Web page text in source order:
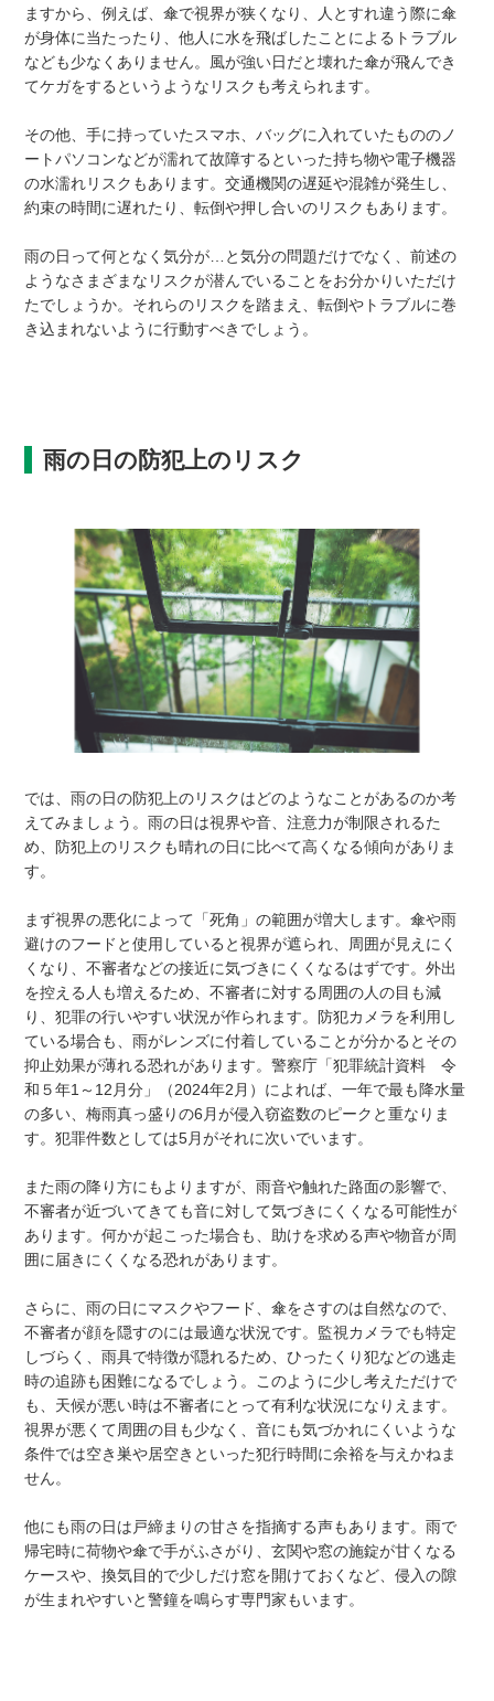
ますから、例えば、傘で視界が狭くなり、人とすれ違う際に傘
が身体に当たったり、他人に水を飛ばしたことによるトラブル
なども少なくありません。風が強い日だと壊れた傘が飛んでき
てケガをするというようなリスクも考えられます。
その他、手に持っていたスマホ、バッグに入れていたもののノ
ートパソコンなどが濡れて故障するといった持ち物や電子機器
の水濡れリスクもあります。交通機関の遅延や混雑が発生し、
約束の時間に遅れたり、転倒や押し合いのリスクもあります。
雨の日って何となく気分が…と気分の問題だけでなく、前述の
ようなさまざまなリスクが潜んでいることをお分かりいただけ
たでしょうか。それらのリスクを踏まえ、転倒やトラブルに巻
き込まれないように行動すべきでしょう。
雨の日の防犯上のリスク
では、雨の日の防犯上のリスクはどのようなことがあるのか考
えてみましょう。雨の日は視界や音、注意力が制限されるた
め、防犯上のリスクも晴れの日に比べて高くなる傾向がありま
す。
まず視界の悪化によって「死角」の範囲が増大します。傘や雨
避けのフードと使用していると視界が遮られ、周囲が見えにく
くなり、不審者などの接近に気づきにくくなるはずです。外出
を控える人も増えるため、不審者に対する周囲の人の目も減
り、犯罪の行いやすい状況が作られます。防犯カメラを利用し
ている場合も、雨がレンズに付着していることが分かるとその
抑止効果が薄れる恐れがあります。警察庁「犯罪統計資料 令
和５年1～12月分」（2024年2月）によれば、一年で最も降水量
の多い、梅雨真っ盛りの6月が侵入窃盗数のピークと重なりま
す。犯罪件数としては5月がそれに次いでいます。
また雨の降り方にもよりますが、雨音や触れた路面の影響で、
不審者が近づいてきても音に対して気づきにくくなる可能性が
あります。何かが起こった場合も、助けを求める声や物音が周
囲に届きにくくなる恐れがあります。
さらに、雨の日にマスクやフード、傘をさすのは自然なので、
不審者が顔を隠すのには最適な状況です。監視カメラでも特定
しづらく、雨具で特徴が隠れるため、ひったくり犯などの逃走
時の追跡も困難になるでしょう。このように少し考えただけで
も、天候が悪い時は不審者にとって有利な状況になりえます。
視界が悪くて周囲の目も少なく、音にも気づかれにくいような
条件では空き巣や居空きといった犯行時間に余裕を与えかねま
せん。
他にも雨の日は戸締まりの甘さを指摘する声もあります。雨で
帰宅時に荷物や傘で手がふさがり、玄関や窓の施錠が甘くなる
ケースや、換気目的で少しだけ窓を開けておくなど、侵入の隙
が生まれやすいと警鐘を鳴らす専門家もいます。